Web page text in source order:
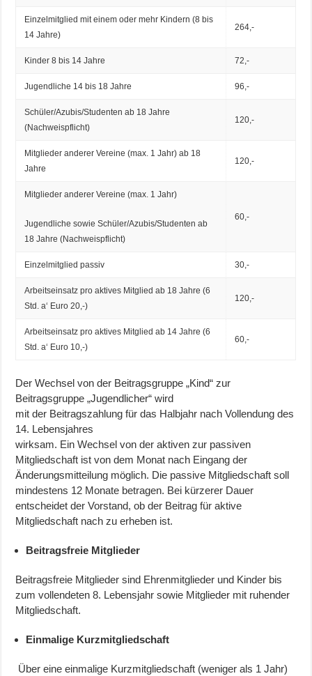
Einzelmitglied mit einem oder mehr Kindern (8 bis
14 Jahre)
264,-
Kinder 8 bis 14 Jahre 72,-
Jugendliche 14 bis 18 Jahre 96,-
Schüler/Azubis/Studenten ab 18 Jahre
(Nachweispflicht)
120,-
Mitglieder anderer Vereine (max. 1 Jahr) ab 18
Jahre
120,-
Mitglieder anderer Vereine (max. 1 Jahr)
Jugendliche sowie Schüler/Azubis/Studenten ab
18 Jahre (Nachweispflicht)
60,-
Einzelmitglied passiv 30,-
Arbeitseinsatz pro aktives Mitglied ab 18 Jahre (6
Std. a‘ Euro 20,-)
120,-
Arbeitseinsatz pro aktives Mitglied ab 14 Jahre (6
Std. a‘ Euro 10,-)
60,-
Der Wechsel von der Beitragsgruppe „Kind“ zur
Beitragsgruppe „Jugendlicher“ wird
mit der Beitragszahlung für das Halbjahr nach Vollendung des
14. Lebensjahres
wirksam. Ein Wechsel von der aktiven zur passiven
Mitgliedschaft ist von dem Monat nach Eingang der
Änderungsmitteilung möglich. Die passive Mitgliedschaft soll
mindestens 12 Monate betragen. Bei kürzerer Dauer
entscheidet der Vorstand, ob der Beitrag für aktive
Mitgliedschaft nach zu erheben ist.
Beitragsfreie Mitglieder
Beitragsfreie Mitglieder sind Ehrenmitglieder und Kinder bis
zum vollendeten 8. Lebensjahr sowie Mitglieder mit ruhender
Mitgliedschaft.
Einmalige Kurzmitgliedschaft
Über eine einmalige Kurzmitgliedschaft (weniger als 1 Jahr)